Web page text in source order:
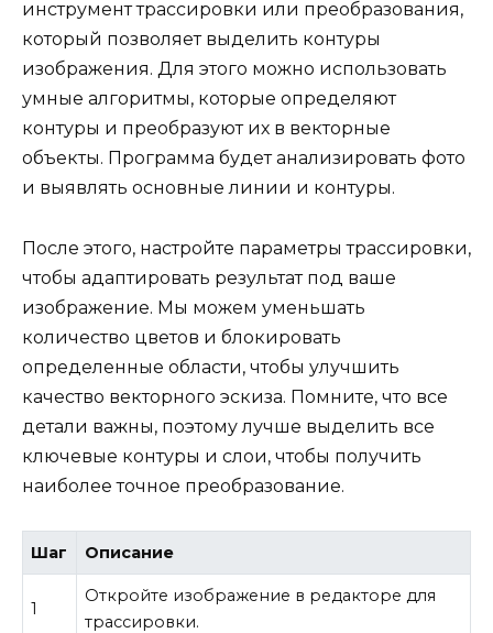
инструмент трассировки или преобразования,
который позволяет выделить контуры
изображения. Для этого можно использовать
умные алгоритмы, которые определяют
контуры и преобразуют их в векторные
объекты. Программа будет анализировать фото
и выявлять основные линии и контуры.
После этого, настройте параметры трассировки,
чтобы адаптировать результат под ваше
изображение. Мы можем уменьшать
количество цветов и блокировать
определенные области, чтобы улучшить
качество векторного эскиза. Помните, что все
детали важны, поэтому лучше выделить все
ключевые контуры и слои, чтобы получить
наиболее точное преобразование.
Шаг Описание
1
Откройте изображение в редакторе для
трассировки.